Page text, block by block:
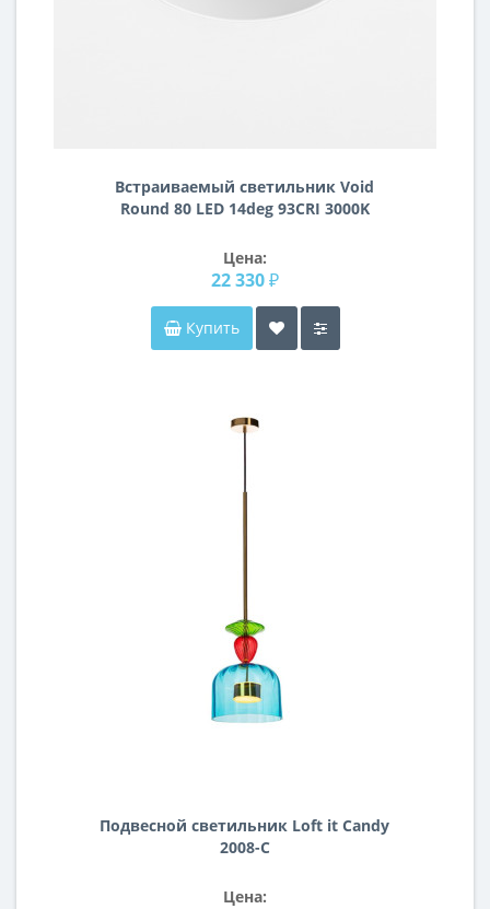
Встраиваемый светильник Void
Round 80 LED 14deg 93CRI 3000K
Цена:
22 330 ₽
Купить
Подвесной светильник Loft it Candy
2008-C
Цена: